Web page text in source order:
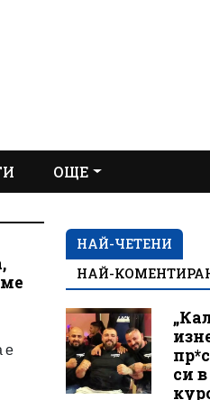
ОЩЕ
е
НАЙ-ЧЕТЕНИ
НАЙ-
си